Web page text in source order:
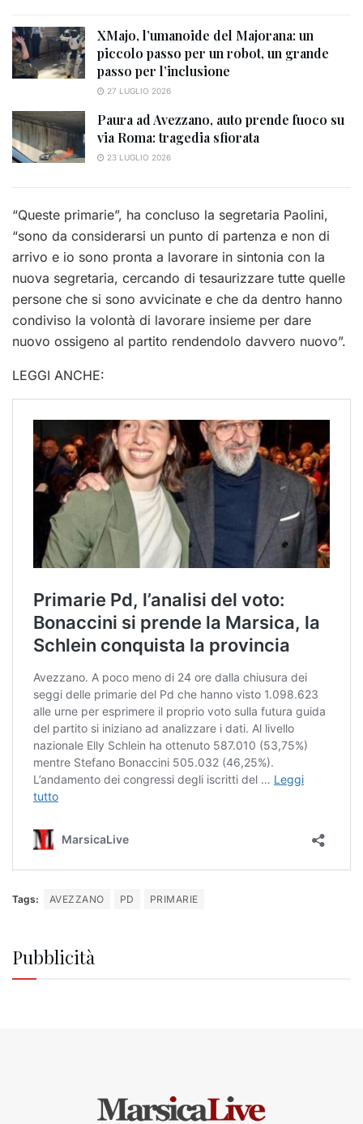
XMajo, l’umanoide del Majorana: un
piccolo passo per un robot, un grande
passo per l’inclusione
27 LUGLIO 2026
Paura ad Avezzano, auto prende fuoco su
via Roma: tragedia sfiorata
23 LUGLIO 2026
“Queste primarie”, ha concluso la segretaria Paolini,
“sono da considerarsi un punto di partenza e non di
arrivo e io sono pronta a lavorare in sintonia con la
nuova segretaria, cercando di tesaurizzare tutte quelle
persone che si sono avvicinate e che da dentro hanno
condiviso la volontà di lavorare insieme per dare
nuovo ossigeno al partito rendendolo davvero nuovo”.
LEGGI ANCHE:
Tags: AVEZZANO PD PRIMARIE
Pubblicità